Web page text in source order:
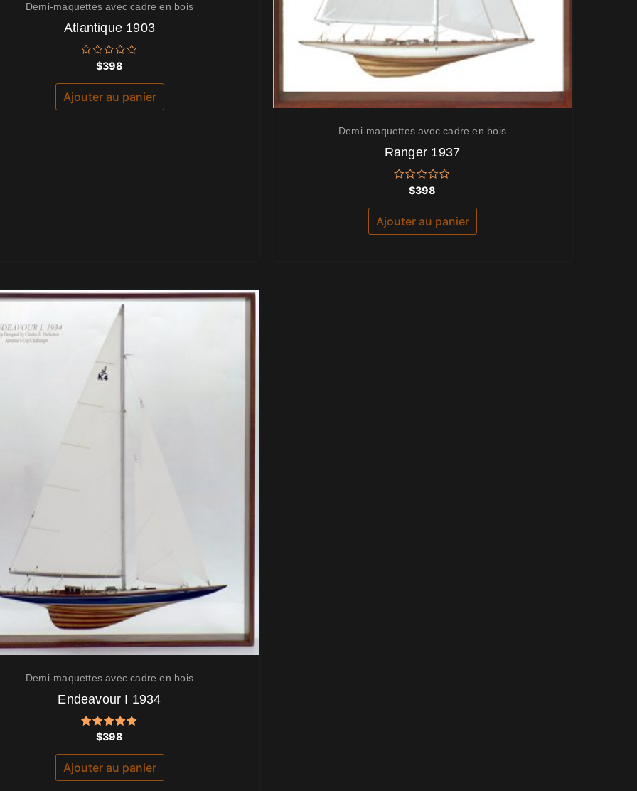
Demi-maquettes avec cadre en bois
Atlantique 1903
Note
sur
$398
Ajouter au panier
Demi-maquettes avec cadre en bois
Ranger 1937
Note
sur
$398
Ajouter au panier
Demi-maquettes avec cadre en bois
Endeavour I 1934
Note
5.00
sur 5
$398
Ajouter au panier